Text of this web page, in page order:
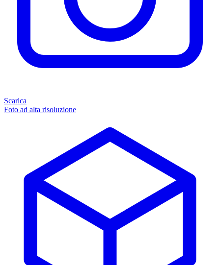
Scarica
Foto ad alta risoluzione